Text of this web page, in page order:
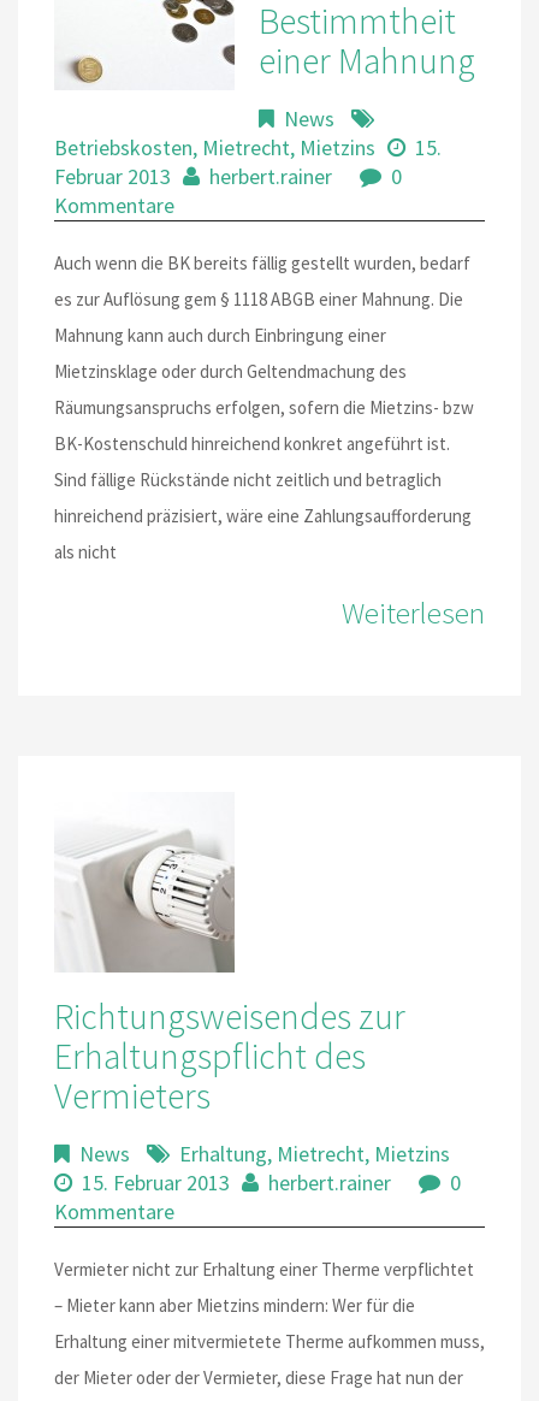
Bestimmtheit
einer Mahnung
News
Betriebskosten, Mietrecht, Mietzins
15.
Februar 2013
herbert.rainer
0
Kommentare
Auch wenn die BK bereits fällig gestellt wurden, bedarf
es zur Auflösung gem § 1118 ABGB einer Mahnung. Die
Mahnung kann auch durch Einbringung einer
Mietzinsklage oder durch Geltendmachung des
Räumungsanspruchs erfolgen, sofern die Mietzins- bzw
BK-Kostenschuld hinreichend konkret angeführt ist.
Sind fällige Rückstände nicht zeitlich und betraglich
hinreichend präzisiert, wäre eine Zahlungsaufforderung
als nicht
Weiterlesen
Richtungsweisendes zur
Erhaltungspflicht des
Vermieters
News Erhaltung, Mietrecht, Mietzins
15. Februar 2013
herbert.rainer
0
Kommentare
Vermieter nicht zur Erhaltung einer Therme verpflichtet
– Mieter kann aber Mietzins mindern: Wer für die
Erhaltung einer mitvermietete Therme aufkommen muss,
der Mieter oder der Vermieter, diese Frage hat nun der